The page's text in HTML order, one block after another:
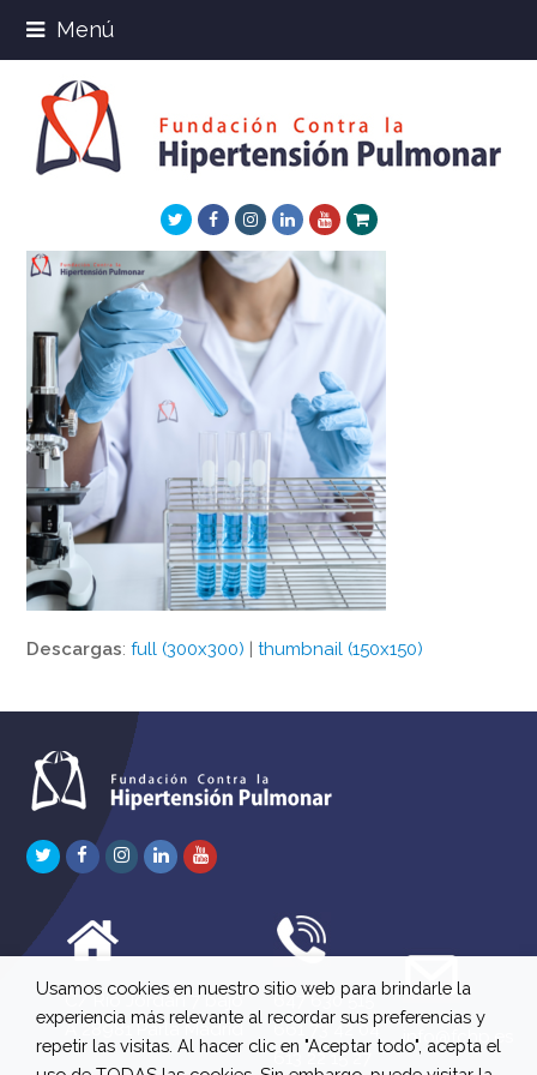
Menú
TwitterFacebookInstagram
LinkedInYoutube
Xing
Descargas:full (300x300) |thumbnail (150x150)
TwitterFacebook
Instagram
LinkedInYoutube
C/ Río Jordán 7 bajo
A 28981 Parla Madrid
647 630 515
661 73 42 04
613 22 15 27
info@fchp.es
Usamos cookies en nuestro sitio web para brindarle la
experiencia más relevante al recordar sus preferencias y
repetir las visitas. Al hacer clic en "Aceptar todo", acepta el